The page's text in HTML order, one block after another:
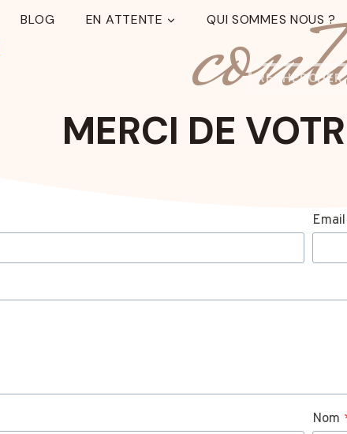
BLOG EN ATTENTE QUI SOMMES NOUS ?
RECHERCHER
MERCI DE
Email
Nom